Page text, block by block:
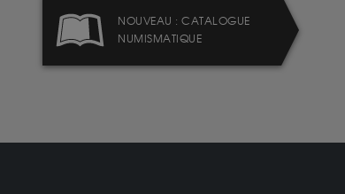
NOUVEAU : CATALOGUE
NUMISMATIQUE